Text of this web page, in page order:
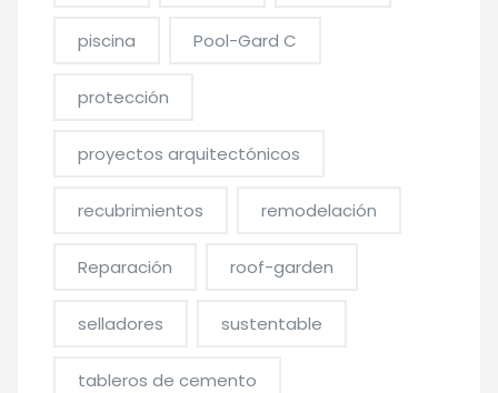
piscina Pool-Gard C
protección
proyectos arquitectónicos
recubrimientos remodelación
Reparación roof-garden
selladores sustentable
tableros de cemento